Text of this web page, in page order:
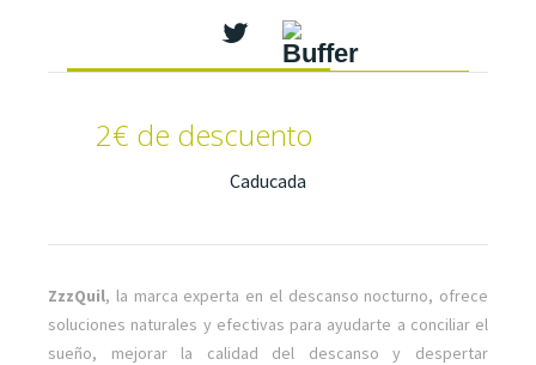
2€ de descuento
Caducada
ZzzQuil, la marca experta en el descanso nocturno, ofrece
soluciones naturales y efectivas para ayudarte a conciliar el
sueño, mejorar la calidad del descanso y despertar